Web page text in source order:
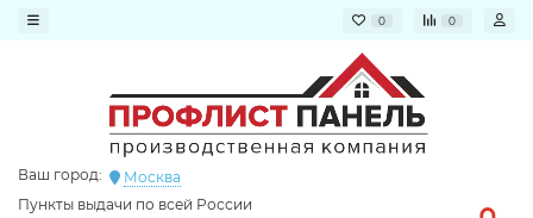
0 0
Ваш город:
Москва
Пункты выдачи по всей России